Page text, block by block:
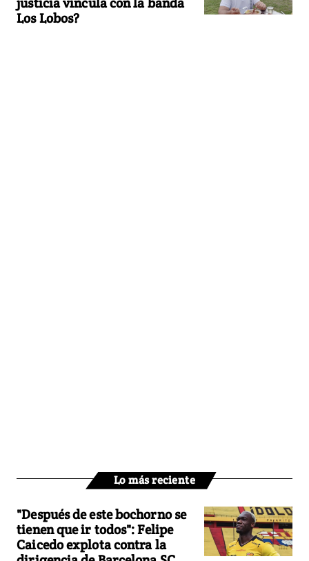
Los Lobos?
Lo más reciente
"Después de este bochorno se
tienen que ir todos": Felipe
Caicedo explota contra la